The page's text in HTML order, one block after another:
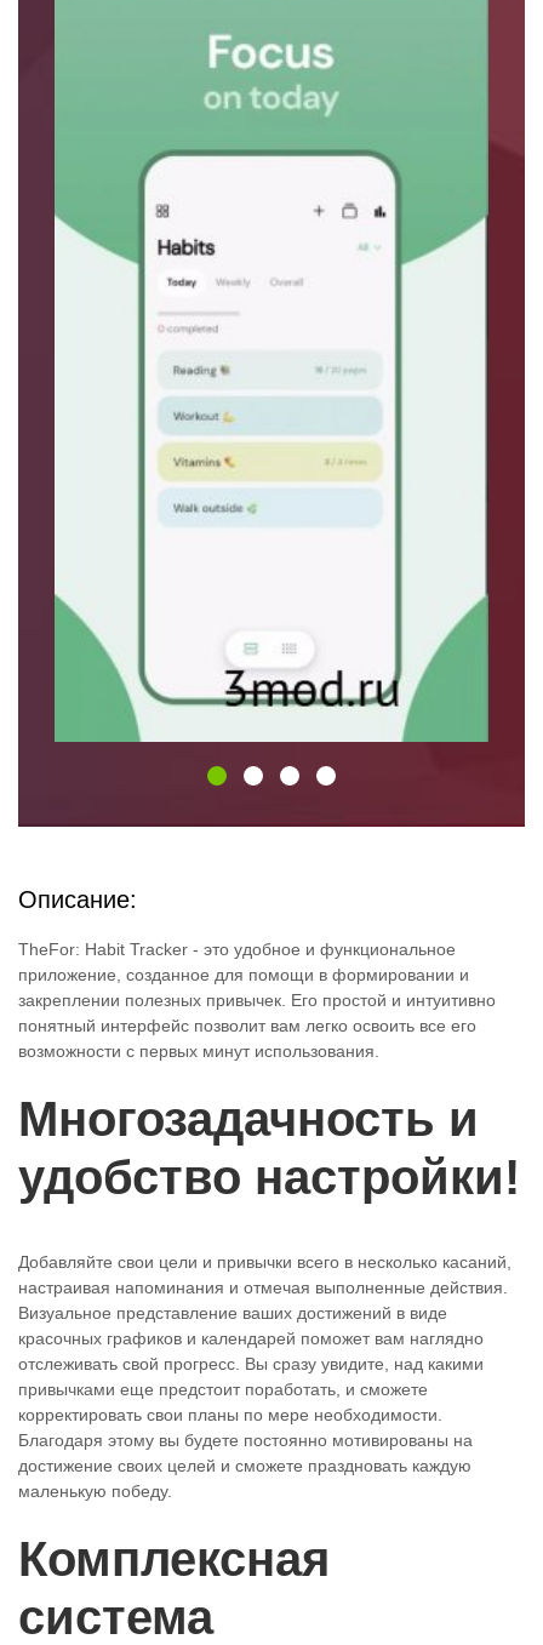
Описание:
TheFor: Habit Tracker - это удобное и функциональное
приложение, созданное для помощи в формировании и
закреплении полезных привычек. Его простой и интуитивно
понятный интерфейс позволит вам легко освоить все его
возможности с первых минут использования.
Многозадачность и
удобство настройки!
Добавляйте свои цели и привычки всего в несколько касаний,
настраивая напоминания и отмечая выполненные действия.
Визуальное представление ваших достижений в виде
красочных графиков и календарей поможет вам наглядно
отслеживать свой прогресс. Вы сразу увидите, над какими
привычками еще предстоит поработать, и сможете
корректировать свои планы по мере необходимости.
Благодаря этому вы будете постоянно мотивированы на
достижение своих целей и сможете праздновать каждую
маленькую победу.
Комплексная
система